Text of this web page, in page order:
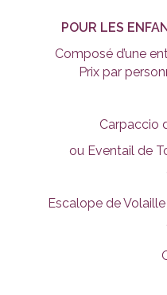
POUR LES
Composé d’une
Prix par
Carpaccio
ou Eventail de
Escalope de